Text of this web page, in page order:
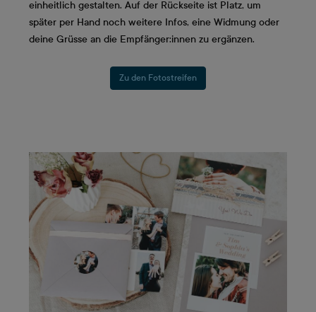
einheitlich gestalten. Auf der Rückseite ist Platz, um
später per Hand noch weitere Infos, eine Widmung oder
deine Grüsse an die Empfänger:innen zu ergänzen.
Zu den Fotostreifen